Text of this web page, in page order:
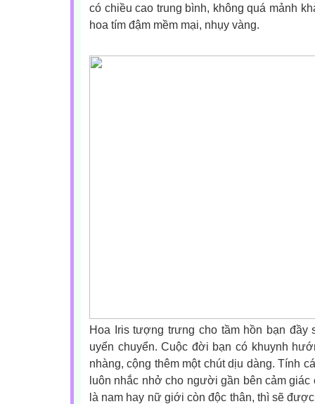
có chiều cao trung bình, không quá mảnh
hoa tím đậm mềm mại, nhụy vàng.
Hoa Iris tượng trưng cho tầm hồn bạn đầy
uyển chuyển. Cuộc đời bạn có khuynh
nhàng, cộng thêm một chút dịu dàng. Tính
luôn nhắc nhở cho người gần bên cảm giác
là nam hay nữ giới còn độc thân, thì sẽ